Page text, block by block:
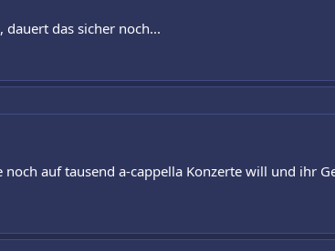
das sicher noch...
auf tausend a-cappella Konzerte will und ihr